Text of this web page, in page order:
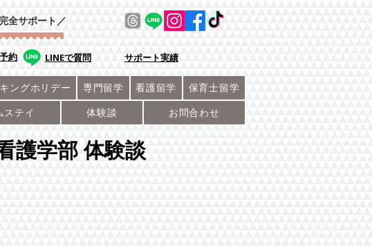
全サポート／
約 LINEで質問 サポート実績
ングホリデー 専門留学 看護留学
保育士留学
ステイ 体験談 お問合わせ
護学部 体験談